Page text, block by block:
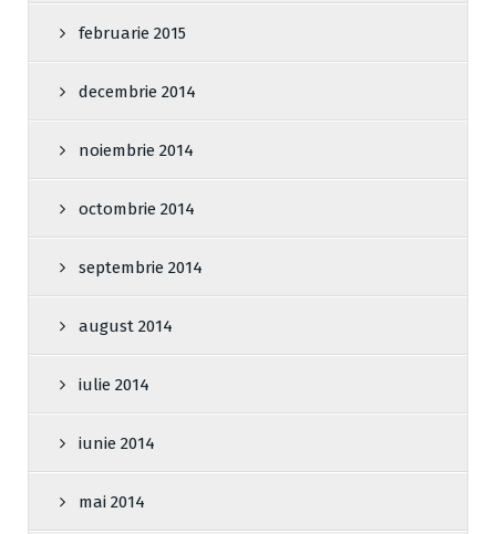
februarie 2015
decembrie 2014
noiembrie 2014
octombrie 2014
septembrie 2014
august 2014
iulie 2014
iunie 2014
mai 2014